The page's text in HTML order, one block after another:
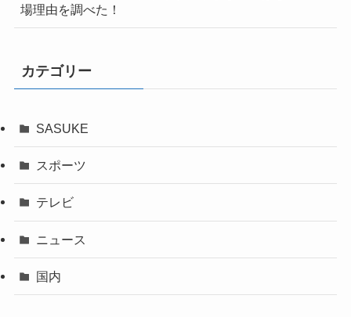
場理由を調べた！
カテゴリー
SASUKE
スポーツ
テレビ
ニュース
国内